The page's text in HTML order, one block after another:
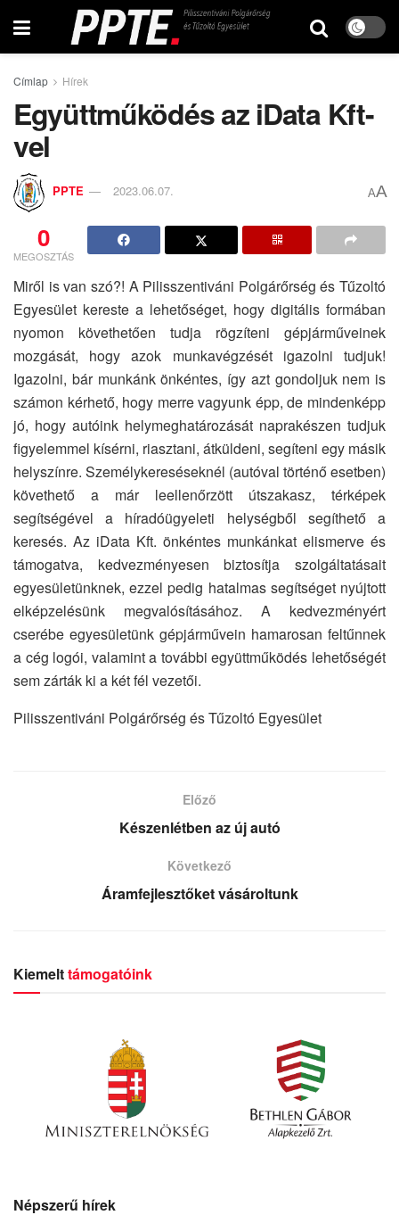
Címlap Hírek
Együttműködés az iData Kft-
vel
PPTE 2023.06.07. AA
0
MEGOSZTÁS
Miről is van szó?! A Pilisszentiváni Polgárőrség és Tűzoltó
Egyesület kereste a lehetőséget, hogy digitális formában
nyomon követhetően tudja rögzíteni gépjárműveinek
mozgását, hogy azok munkavégzését igazolni tudjuk!
Igazolni, bár munkánk önkéntes, így azt gondoljuk nem is
számon kérhető, hogy merre vagyunk épp, de mindenképp
jó, hogy autóink helymeghatározását naprakészen tudjuk
figyelemmel kísérni, riasztani, átküldeni, segíteni egy másik
helyszínre. Személykereséseknél (autóval történő esetben)
követhető a már leellenőrzött útszakasz, térképek
segítségével a híradóügyeleti helységből segíthető a
keresés. Az iData Kft. önkéntes munkánkat elismerve és
támogatva, kedvezményesen biztosítja szolgáltatásait
egyesületünknek, ezzel pedig hatalmas segítséget nyújtott
elképzelésünk megvalósításához. A kedvezményért
cserébe egyesületünk gépjárművein hamarosan feltűnnek
a cég logói, valamint a további együttműködés lehetőségét
sem zárták ki a két fél vezetői.
Pilisszentiváni Polgárőrség és Tűzoltó Egyesület
Előző
Készenlétben az új autó
Következő
Áramfejlesztőket vásároltunk
Kiemelttámogatóink
Népszerű hírek